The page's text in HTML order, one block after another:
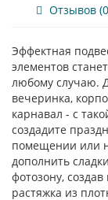
Отзывов
Эффектная
элементов
любому случаю.
вечеринка,
карнавал - с
создадите
помещении или
дополнить
фотозону,
растяжка из